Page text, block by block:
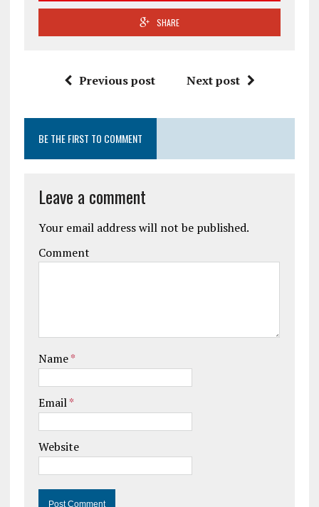
SHARE
Previous post Next post
BE THE FIRST TO COMMENT
Leave a comment
Your email address will not be published.
Comment
Name*
Email*
Website